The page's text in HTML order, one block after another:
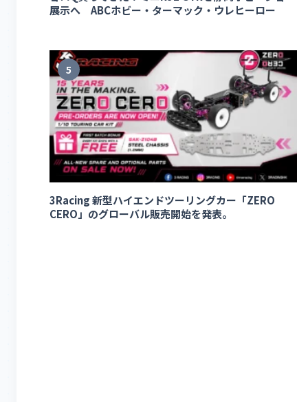
展示へ ABCホビー・ターマック・ウレヒーロー
5
3Racing 新型ハイエンドツーリングカー「ZERO
CERO」のグローバル販売開始を発表。